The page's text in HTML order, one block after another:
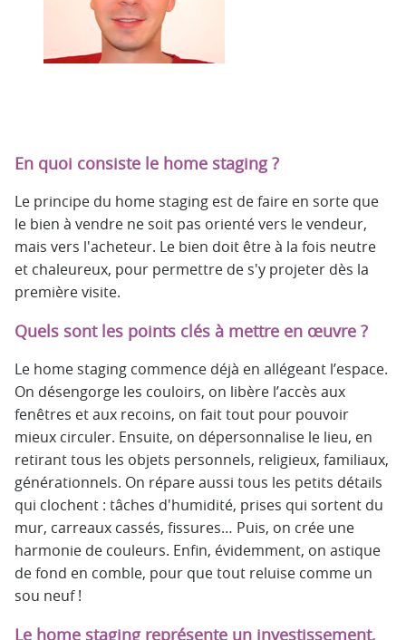
En quoi consiste le home staging ?
Le principe du home staging est de faire en sorte que
le bien à vendre ne soit pas orienté vers le vendeur,
mais vers l'acheteur. Le bien doit être à la fois neutre
et chaleureux, pour permettre de s'y projeter dès la
première visite.
Quels sont les points clés à mettre en œuvre ?
Le home staging commence déjà en allégeant l’espace.
On désengorge les couloirs, on libère l’accès aux
fenêtres et aux recoins, on fait tout pour pouvoir
mieux circuler. Ensuite, on dépersonnalise le lieu, en
retirant tous les objets personnels, religieux, familiaux,
générationnels. On répare aussi tous les petits détails
qui clochent : tâches d'humidité, prises qui sortent du
mur, carreaux cassés, fissures… Puis, on crée une
harmonie de couleurs. Enfin, évidemment, on astique
de fond en comble, pour que tout reluise comme un
sou neuf !
Le home staging représente un investissement,